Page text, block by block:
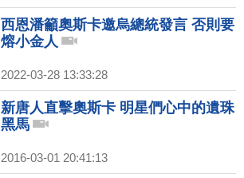
西恩潘籲奧斯卡邀烏總統發言 否則要
熔小金人
2022-03-28 13:33:28
新唐人直擊奧斯卡 明星們心中的遺珠
黑馬
2016-03-01 20:41:13